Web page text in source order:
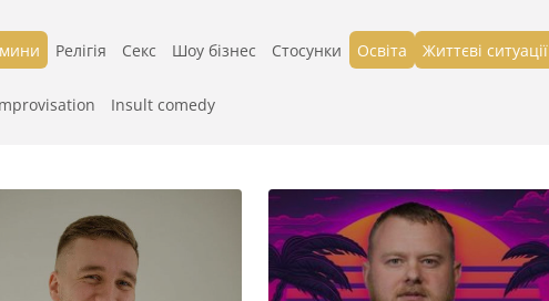
Релігія Секс Шоу бізнес Стосунки Освіта Життєві ситуації
Insult comedy